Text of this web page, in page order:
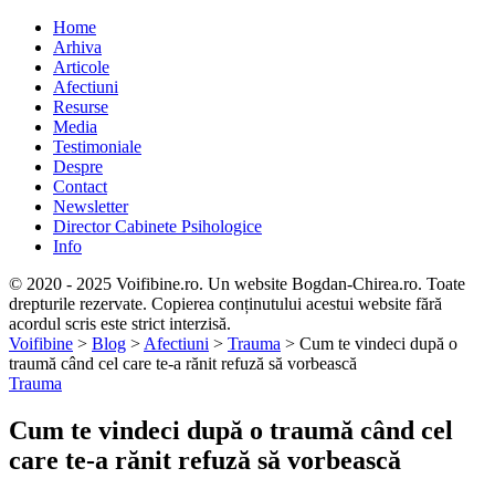
Home
Arhiva
Articole
Afectiuni
Resurse
Media
Testimoniale
Despre
Contact
Newsletter
Director Cabinete Psihologice
Info
© 2020 - 2025 Voifibine.ro. Un website Bogdan-Chirea.ro. Toate
drepturile rezervate. Copierea conținutului acestui website fără
acordul scris este strict interzisă.
Voifibine > Blog > Afectiuni > Trauma > Cum te vindeci după o
traumă când cel care te-a rănit refuză să vorbească
Trauma
Cum te vindeci după o traumă când cel
care te-a rănit refuză să vorbească